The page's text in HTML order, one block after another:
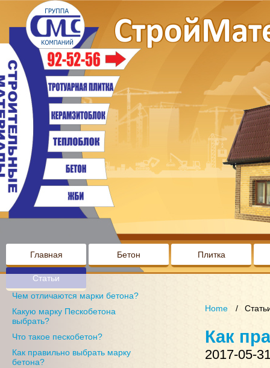
Главная Бетон Плитка
Статьи
Чем отличаются марки бетона?
Какую марку Пескобетона
выбрать?
Что такое пескобетон?
Как правильно выбрать марку
бетона?
Home
Как
2017-05-